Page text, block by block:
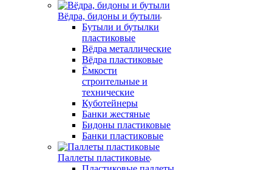
Вёдра, бидоны и бутыли
Бутыли и бутылки
пластиковые
Вёдра металлические
Вёдра пластиковые
Ёмкости
строительные и
технические
Куботейнеры
Банки жестяные
Бидоны пластиковые
Банки пластиковые
Паллеты пластиковые